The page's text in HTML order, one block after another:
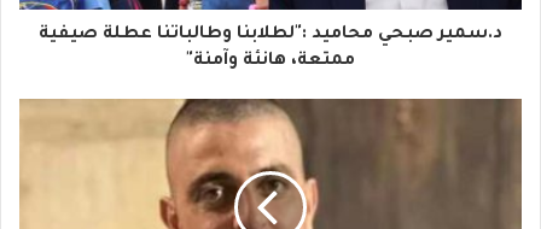
ا
إ
د.سمير صبحي محاميد :"لطلابنا وطالباتنا عطلة صيفية
ممتعة، هانئة وآمنة"